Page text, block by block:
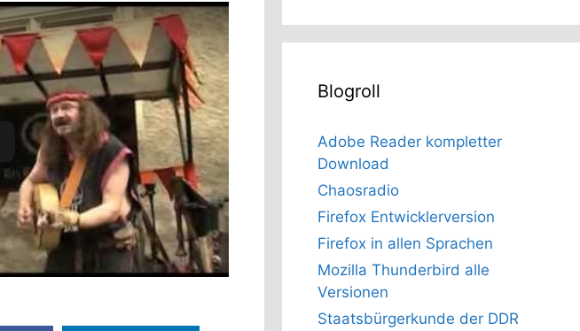
Blogroll
Adobe Reader kompletter
Download
Chaosradio
Firefox Entwicklerversion
Firefox in allen Sprachen
Mozilla Thunderbird alle
Versionen
Staatsbürgerkunde der DDR